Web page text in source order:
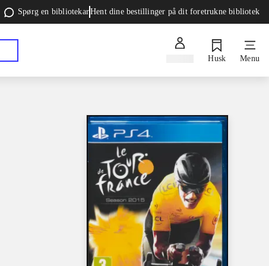
Spørg en bibliotekarHent dine bestillinger på dit foretrukne bibliotek
Husk Menu